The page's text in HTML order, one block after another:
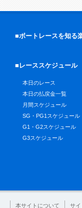
■ボートレースを知る
■レーススケジュール
本日のレース
本日の払戻金一覧
月間スケジュール
SG・PG1スケジュール
G1・G2スケジュール
G3スケジュール
本サイトについて サイ